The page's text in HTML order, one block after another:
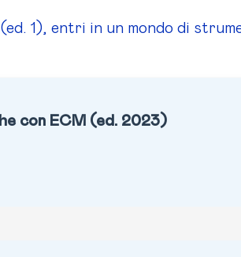
1), entri in un mondo di
con ECM (ed. 2023)